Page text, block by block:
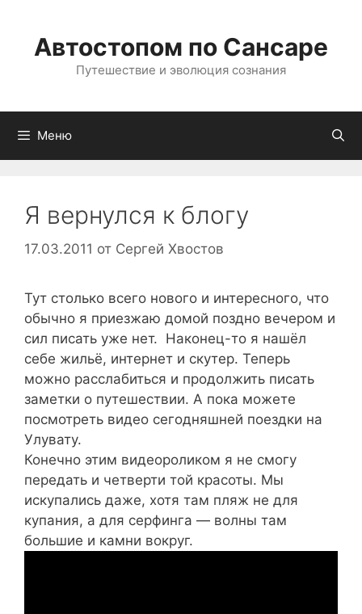
содержимому
Автостопом по Сансаре
Путешествие и эволюция сознания
Меню
Я вернулся к блогу
17.03.2011 от Сергей Хвостов
Тут столько всего нового и интересного, что
обычно я приезжаю домой поздно вечером и
сил писать уже нет. Наконец-то я нашёл
себе жильё, интернет и скутер. Теперь
можно расслабиться и продолжить писать
заметки о путешествии. А пока можете
посмотреть видео сегодняшней поездки на
Улувату.
Конечно этим видеороликом я не смогу
передать и четверти той красоты. Мы
искупались даже, хотя там пляж не для
купания, а для серфинга — волны там
большие и камни вокруг.